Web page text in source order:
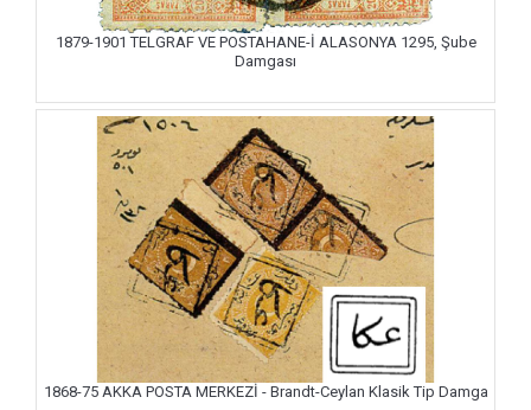
1879-1901 TELGRAF VE POSTAHANE-İ ALASONYA 1295, Şube
Damgası
1868-75 AKKA POSTA MERKEZİ - Brandt-Ceylan Klasik Tip Damga